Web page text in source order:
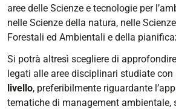
aree delle Scienze e tecnologie per
nelle Scienze della natura, nelle
Forestali ed Ambientali e della
Si potrà altresì scegliere di
legati alle aree disciplinari studiate con
livello, preferibilmente riguardante
tematiche di management ambientale,